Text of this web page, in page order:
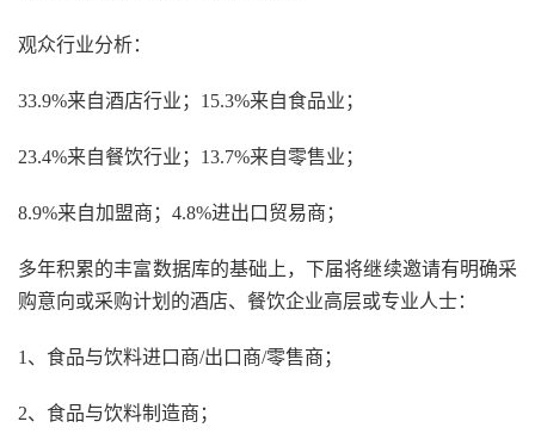
观众行业分析：
33.9%来自酒店行业；15.3%来自食品业；
23.4%来自餐饮行业；13.7%来自零售业；
8.9%来自加盟商；4.8%进出口贸易商；
多年积累的丰富数据库的基础上，下届将继续邀请有明确采
购意向或采购计划的酒店、餐饮企业高层或专业人士：
1、食品与饮料进口商/出口商/零售商；
2、食品与饮料制造商；